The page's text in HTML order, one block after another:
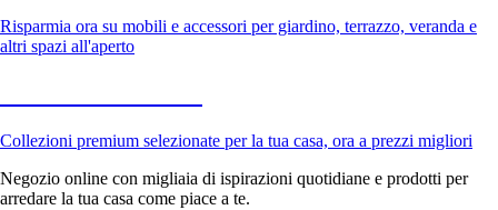
Risparmia ora su mobili e accessori per giardino, terrazzo, veranda e
altri spazi all'aperto
Collezioni premium selezionate per la tua casa, ora a prezzi migliori
Negozio online con migliaia di ispirazioni quotidiane e prodotti per
arredare la tua casa come piace a te.